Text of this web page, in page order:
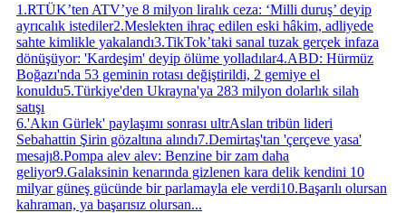
1 .RTÜK’ten ATV’ye 8 milyon liralık ceza: ‘Milli duruş’ deyip
ayrıcalık istediler2.Meslekten ihraç edilen eski hâkim, adliyede
sahte kimlikle yakalandı3.TikTok’taki sanal tuzak gerçek infaza
dönüşüyor: 'Kardeşim' deyip ölüme yolladılar4.ABD: Hürmüz
Boğazı'nda 53 geminin rotası değiştirildi, 2 gemiye el
konuldu5.Türkiye'den Ukrayna'ya 283 milyon dolarlık silah
satışı
6.'Akın Gürlek' paylaşımı sonrası ultrAslan tribün lideri
Sebahattin Şirin gözaltına alındı7.Demirtaş'tan 'çerçeve yasa'
mesajı8.Pompa alev alev: Benzine bir zam daha
geliyor9.Galaksinin kenarında gizlenen kara delik kendini 10
milyar güneş gücünde bir parlamayla ele verdi10.Başarılı olursan
kahraman, ya başarısız olursan...